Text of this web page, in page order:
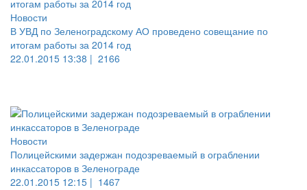
Новости
В УВД по Зеленоградскому АО проведено совещание по
итогам работы за 2014 год
22.01.2015 13:38 | 2166
Новости
Полицейскими задержан подозреваемый в ограблении
инкассаторов в Зеленограде
22.01.2015 12:15 | 1467